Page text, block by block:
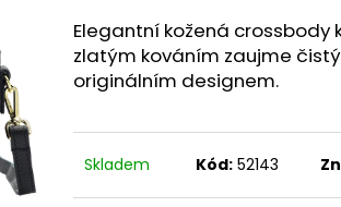
Elegantní kožená crossbody
zlatým kováním zaujme
originálním designem.
Skladem Kód: 52143